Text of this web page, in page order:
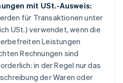
mit USt.-Ausweis:
für Transaktionen unter
USt.) verwendet, wenn die
Leistungen
Rechnungen sind
in der Regel nur das
der Waren oder